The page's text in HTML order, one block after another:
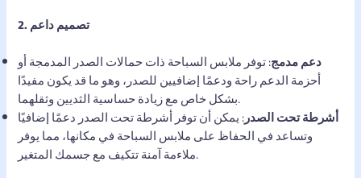
2. تصميم داعم
دعم مدمج: توفر ملابس السباحة ذات حمالات الصدر المدمجة أو
أحزمة الدعم راحة ودعمًا إضافيين للصدر، وهو ما قد يكون مفيدًا
بشكل خاص مع زيادة حساسية الثديين وثقلهما.
أشرطة تحت الصدر: يمكن أن توفر أشرطة تحت الصدر دعمًا إضافيًا
وتساعد في الحفاظ على ملابس السباحة في مكانها، مما يوفر
ملاءمة آمنة تتكيف مع جسمك المتغير.